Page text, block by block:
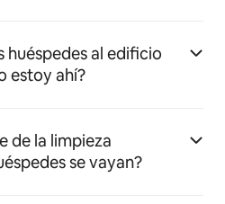
huéspedes al edificio
estoy ahí?
de la limpieza
se vayan?